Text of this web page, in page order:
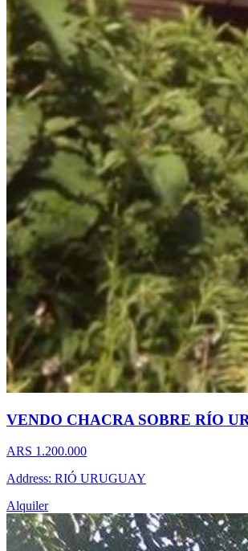
VENDO CHACRA SOBRE RÍO
ARS 1.200.000
Address: RIÓ URUGUAY
Alquiler